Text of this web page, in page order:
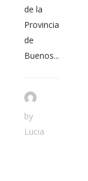
de la
Provincia
de
Buenos...
by
Lucia